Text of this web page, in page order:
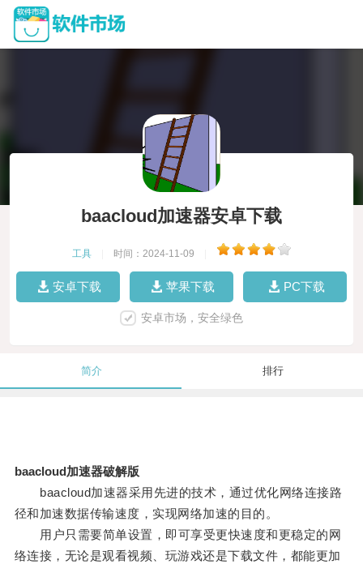
baacloud加速器安卓下载
工具 时间：2024-11-09
安卓下载 苹果下载 PC下载
安卓市场，安全绿色
简介 排行
baacloud加速器破解版
baacloud加速器采用先进的技术，通过优化网络连接路
径和加速数据传输速度，实现网络加速的目的。
用户只需要简单设置，即可享受更快速度和更稳定的网
络连接，无论是观看视频、玩游戏还是下载文件，都能更加